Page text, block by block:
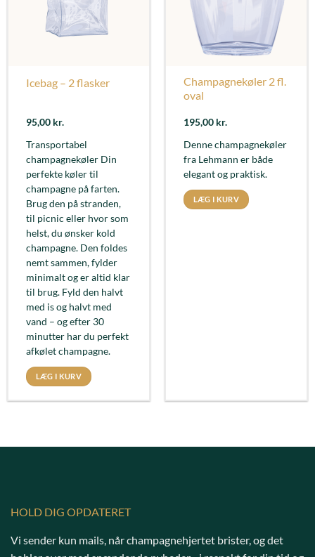
Icebag – 2 flasker
95,00 kr.
Transportabel
champagnekøler Din
perfekte køler til
champagne på farten.
Brug den på stranden,
til picnic eller hvor som
helst, du ønsker kold
champagne. Den foldes
nemt sammen, fylder
minimalt og er altid klar
til brug. Fyld den halvt
med is og halvt med
vand – og efter 30
minutter har du perfekt
afkølet champagne.
LÆG I KURV
Champagnekøler 2 fl.
oval
195,00 kr.
Denne champagnekøler
fra Lehmann er både
elegant og praktisk.
LÆG I KURV
HOLD DIG OPDATERET
Vi sender kun mails, når champagnehjertet brister, og det